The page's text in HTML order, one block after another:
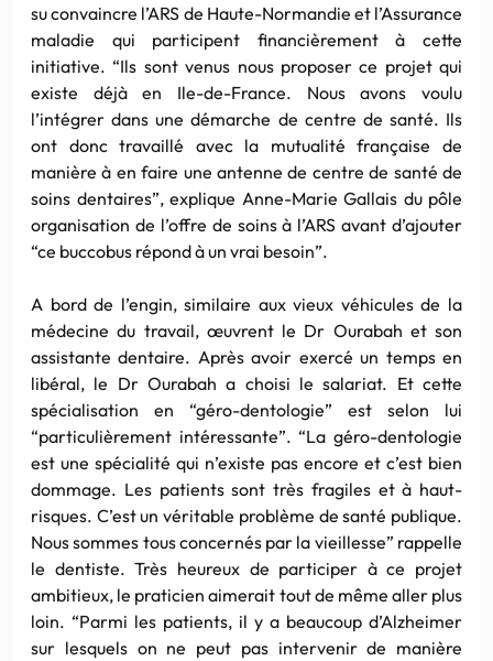
su convaincre l’ARS de Haute-Normandie et l’Assurance
maladie qui participent financièrement à cette
initiative. “Ils sont venus nous proposer ce projet qui
existe déjà en Ile-de-France. Nous avons voulu
l’intégrer dans une démarche de centre de santé. Ils
ont donc travaillé avec la mutualité française de
manière à en faire une antenne de centre de santé de
soins dentaires”, explique Anne-Marie Gallais du pôle
organisation de l’offre de soins à l’ARS avant d’ajouter
“ce buccobus répond à un vrai besoin”.
A bord de l’engin, similaire aux vieux véhicules de la
médecine du travail, œuvrent le Dr Ourabah et son
assistante dentaire. Après avoir exercé un temps en
libéral, le Dr Ourabah a choisi le salariat. Et cette
spécialisation en “géro-dentologie” est selon lui
“particulièrement intéressante”. “La géro-dentologie
est une spécialité qui n’existe pas encore et c’est bien
dommage. Les patients sont très fragiles et à haut-
risques. C’est un véritable problème de santé publique.
Nous sommes tous concernés par la vieillesse” rappelle
le dentiste. Très heureux de participer à ce projet
ambitieux, le praticien aimerait tout de même aller plus
loin. “Parmi les patients, il y a beaucoup d’Alzheimer
sur lesquels on ne peut pas intervenir de manière